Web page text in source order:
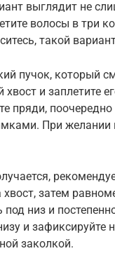
выглядит не
волосы в три
такой
пучок, который
и заплетите
пряди,
При
хвост, затем
низ и
и
заколкой.